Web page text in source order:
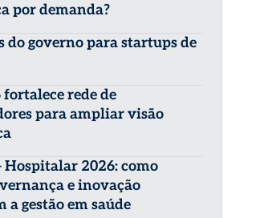
por demanda?
do governo para startups de
fortalece rede de
para ampliar visão
Hospitalar 2026: como
e inovação
a gestão em saúde